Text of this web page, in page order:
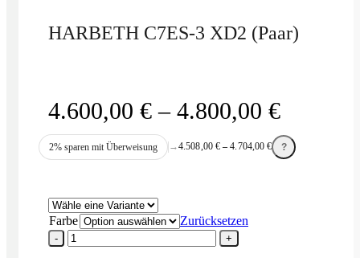
HARBETH C7ES-3 XD2 (Paar)
4.600,00 € – 4.800,00 €
bis
2% sparen mit Überweisung →4.508,00 € –4.704,00€ ?
Farbe
Zurücksetzen
HARBETH
C7ES-